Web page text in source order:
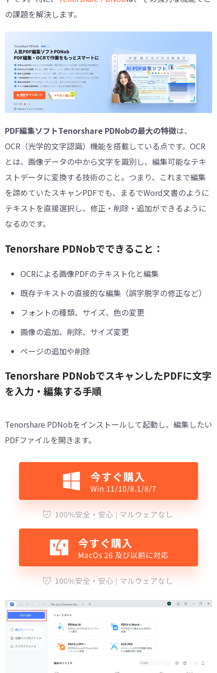
の課題を解決します。
PDF編集ソフトTenorshare PDNobの最大の特徴は、
OCR（光学的文字認識）機能を搭載している点です。OCR
とは、画像データの中から文字を識別し、編集可能なテキ
ストデータに変換する技術のこと。つまり、これまで編集
を諦めていたスキャンPDFでも、まるでWord文書のように
テキストを直接選択し、修正・削除・追加ができるように
なるのです。
Tenorshare PDNobでできること：
OCRによる画像PDFのテキスト化と編集
既存テキストの直接的な編集（誤字脱字の修正など）
フォントの種類、サイズ、色の変更
画像の追加、削除、サイズ変更
ページの追加や削除
Tenorshare PDNobでスキャンしたPDFに文字
を入力・編集する手順
Tenorshare PDNobをインストールして起動し、編集したい
PDFファイルを開きます。